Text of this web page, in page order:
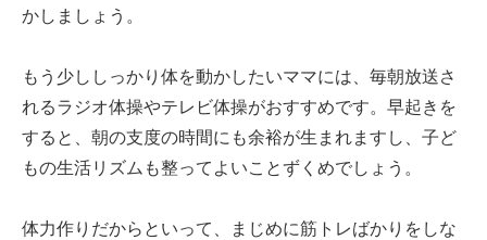
かしましょう。
もう少ししっかり体を動かしたいママには、毎朝放送さ
れるラジオ体操やテレビ体操がおすすめです。早起きを
すると、朝の支度の時間にも余裕が生まれますし、子ど
もの生活リズムも整ってよいことずくめでしょう。
体力作りだからといって、まじめに筋トレばかりをしな